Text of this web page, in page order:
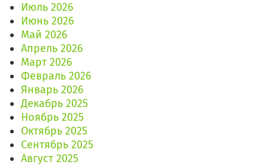
Июль 2026
Июнь 2026
Май 2026
Апрель 2026
Март 2026
Февраль 2026
Январь 2026
Декабрь 2025
Ноябрь 2025
Октябрь 2025
Сентябрь 2025
Август 2025